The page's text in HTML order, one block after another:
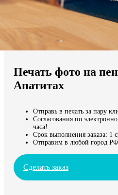
Мы доставляем по всему миру
Продолжить без города
Печать фото на
Апатитах
Отправь в печать за пару
Согласования по
часа!
Срок выполнения заказа: 1
Отправим в любой город
Сделать заказ